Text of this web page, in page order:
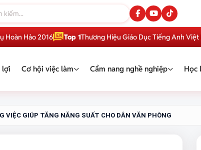
2016 Top 1Thương Hiệu Giáo Dục Tiếng Anh Việt Nam
lợi Cơ hội việc làm Cẩm nang nghề nghiệp Học
VIỆC GIÚP TĂNG NĂNG SUẤT CHO DÂN VĂN PHÒNG